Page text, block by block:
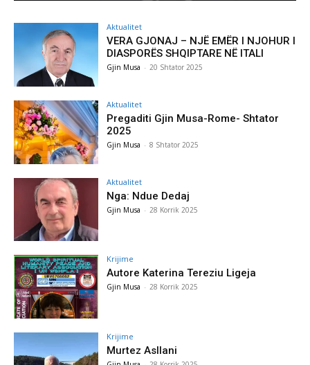
Aktualitet
VERA GJONAJ – NJË EMËR I NJOHUR I
DIASPORËS SHQIPTARE NË ITALI
Gjin Musa - 20 Shtator 2025
Aktualitet
Pregaditi Gjin Musa-Rome- Shtator
2025
Gjin Musa - 8 Shtator 2025
Aktualitet
Nga: Ndue Dedaj
Gjin Musa - 28 Korrik 2025
Krijime
Autore Katerina Tereziu Ligeja
Gjin Musa - 28 Korrik 2025
Krijime
Murtez Asllani